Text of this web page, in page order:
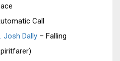
Call
Josh Dally – Falling